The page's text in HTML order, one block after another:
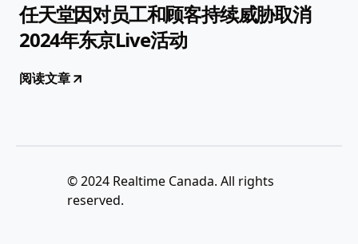
任天堂因对员工和顾客持续威胁取消
2024年东京Live活动
阅读文章
© 2024 Realtime Canada. All rights
reserved.